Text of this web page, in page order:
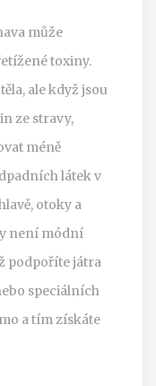
může
toxiny.
ale když jsou
ze stravy,
méně
látek v
otoky a
není módní
podpoříte játra
speciálních
a tím získáte